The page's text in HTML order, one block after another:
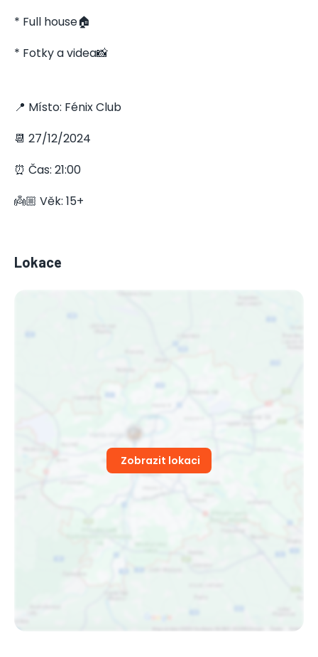
* Full house🏠
* Fotky a videa📸
📍 Místo: Fénix Club
📆 27/12/2024
⏰ Čas: 21:00
👼🏼 Věk: 15+
Lokace
Zobrazit lokaci